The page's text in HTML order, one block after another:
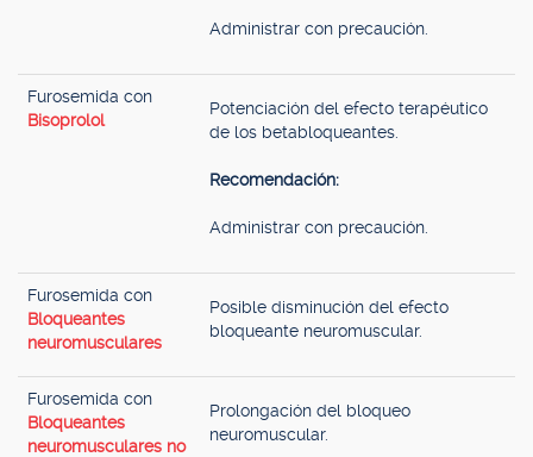
Administrar con precaución.
Furosemida con
Bisoprolol
Potenciación del efecto terapéutico
de los betabloqueantes.
Recomendación:
Administrar con precaución.
Furosemida con
Bloqueantes
neuromusculares
Posible disminución del efecto
bloqueante neuromuscular.
Furosemida con
Bloqueantes
neuromusculares no
Prolongación del bloqueo
neuromuscular.